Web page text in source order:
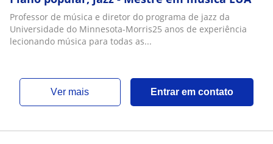
Professor de música e diretor do programa de jazz da
Universidade do Minnesota-Morris25 anos de experiência
lecionando música para todas as...
ver mais Entrar em contato